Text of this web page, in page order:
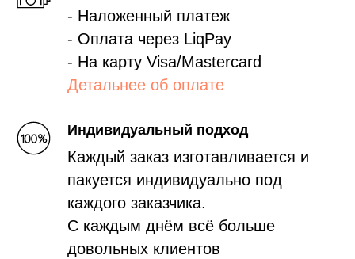
- Наложенный платеж
- Оплата через LiqPay
- На карту Visa/Mastercard
Детальнее об оплате
Индивидуальный подход
Каждый заказ изготавливается и
пакуется индивидуально под
каждого заказчика.
С каждым днём всё больше
довольных клиентов